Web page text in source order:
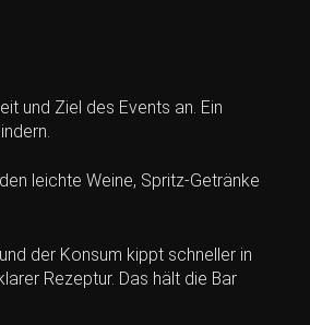
und Ziel des Events an. Ein
leichte Weine, Spritz-Getränke
der Konsum kippt schneller in
Rezeptur. Das hält die Bar